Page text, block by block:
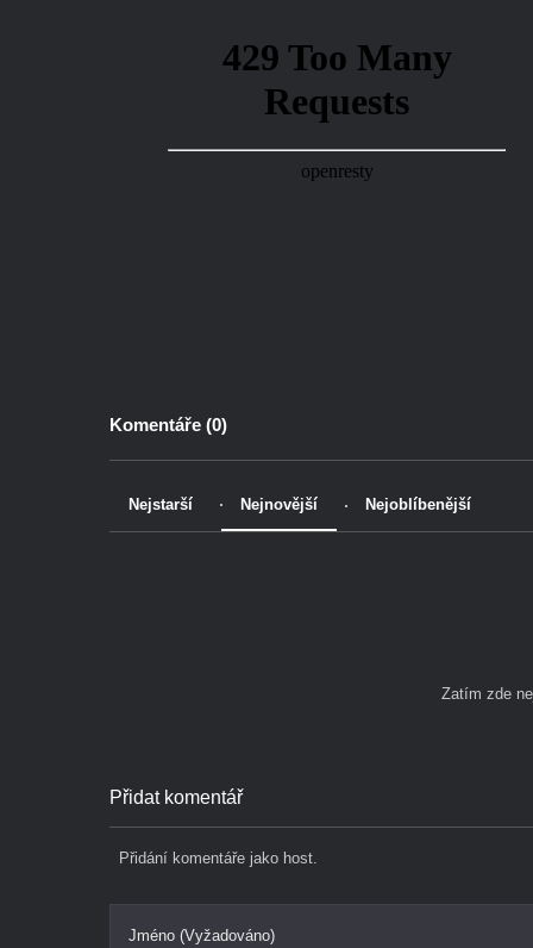
Komentáře (0)
Nejstarší Nejnovější Nejoblíbenější
Zatím zde
Přidat komentář
Přidání komentáře jako host.
Jméno (Vyžadováno)